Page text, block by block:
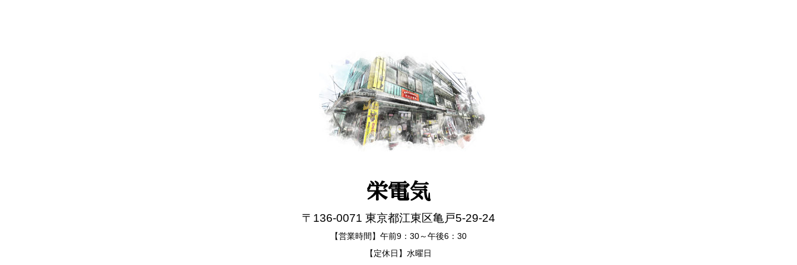
栄電気
〒136-0071 東京都江東区亀戸5-29-24
【営業時間】午前9：30～午後6：30
【定休日】水曜日